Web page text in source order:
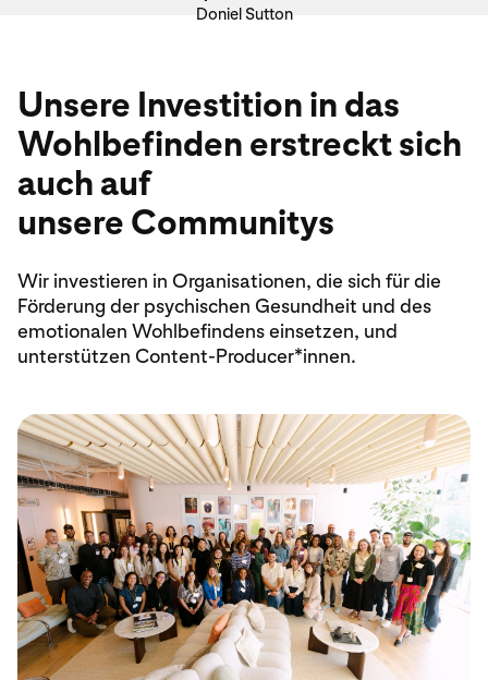
Doniel Sutton
Unsere Investition in das
Wohlbefinden erstreckt sich
auch auf
unsere Communitys
Wir investieren in Organisationen, die sich für die
Förderung der psychischen Gesundheit und des
emotionalen Wohlbefindens einsetzen, und
unterstützen Content-Producer*innen.